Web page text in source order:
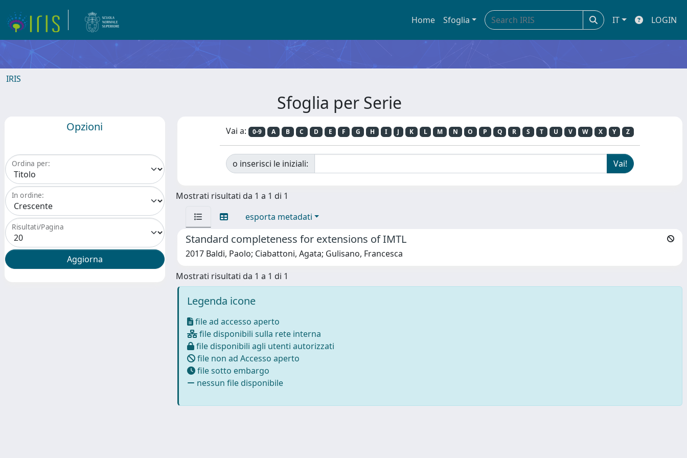
Home Sfoglia IT LOGIN
IRIS
Sfoglia per Serie
Opzioni
Ordina per:
In ordine:
Risultati/Pagina
Vai a: 0-9 A B C D E F G H I J K L M N O P Q R S T U V W X Y Z
o inserisci le iniziali:
Mostrati risultati da 1 a 1 di 1
esporta metadati
Standard completeness for extensions of IMTL
2017 Baldi, Paolo; Ciabattoni, Agata; Gulisano, Francesca
Mostrati risultati da 1 a 1 di 1
Legenda icone
file ad accesso aperto
file disponibili sulla rete interna
file disponibili agli utenti autorizzati
file non ad Accesso aperto
file sotto embargo
nessun file disponibile